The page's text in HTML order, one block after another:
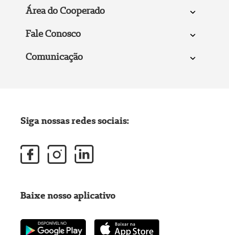
Área do Cooperado
Fale Conosco
Comunicação
Siga nossas redes sociais:
Baixe nosso aplicativo